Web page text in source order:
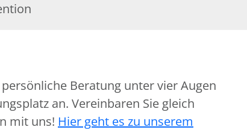
Beratung unter vier Augen
an. Vereinbaren Sie gleich
mit uns! Hier geht es zu unserem